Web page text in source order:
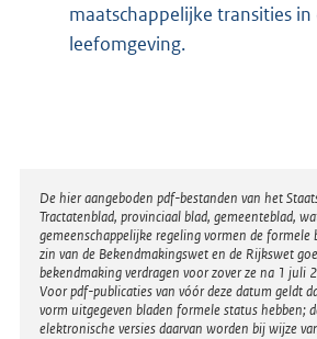
maatschappelijke transities in
leefomgeving.
Disclaimer
De hier aangeboden pdf-bestanden van het
Tractatenblad, provinciaal blad, gemeenteblad,
gemeenschappelijke regeling vormen de formele
zin van de Bekendmakingswet en de Rijkswet
bekendmaking verdragen voor zover ze na 1 juli
Voor pdf-publicaties van vóór deze datum geldt
vorm uitgegeven bladen formele status hebben;
elektronische versies daarvan worden bij wijze